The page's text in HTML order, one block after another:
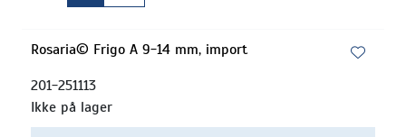
Rosaria© Frigo A 9-14 mm, import
201-251113
Ikke på lager
Driftsmidler